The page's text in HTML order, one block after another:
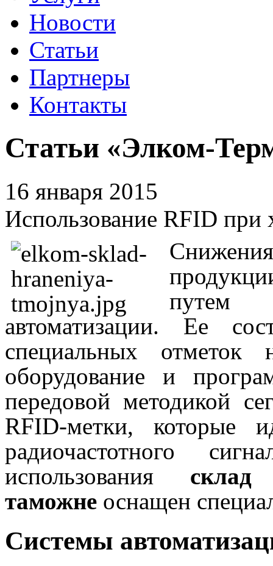
Новости
Статьи
Партнеры
Контакты
Статьи «Элком-
16 января 2015
Использование RFID при
путем
автоматизации. Ее
специальных
оборудование и
передовой методикой
RFID-метки, которые
радиочастотного
использования
таможне оснащен
Системы